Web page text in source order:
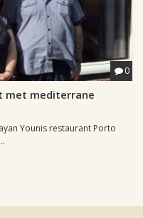
0
met mediterrane
Younis restaurant Porto